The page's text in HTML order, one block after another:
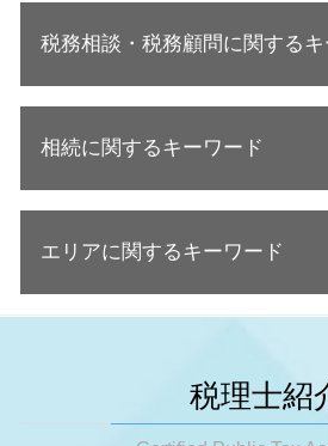
会社設立 流れ 合同会社
起業支援
法人成り 消費税
法人成り 手続き
会社設立 流れ
法人成り 資産引継ぎ
会社設立 自分で
税務調査 来たことない
税務調査とは
税務調査 対策
税務調査 タイミング
税務調査 事前通知 いつ
税務調査 事前通知なし
税務調査 金額
税務調査 結果 いつ
税務調査 来るタイミング
税務相談・税務顧問に関するキ
決算 節税対策
事業承継
税務顧問 相場
顧問税理士 個人事業主
節税対策 個人事業主
節税対策 ふるさと納税
相続に関するキーワード
遺産分割対策
相続 相談先
相続税 配偶者控除
相続税 生前贈与 現金
エリアに関するキーワード
明石市 事業承継
明石市 相続税 申告
税理士紹